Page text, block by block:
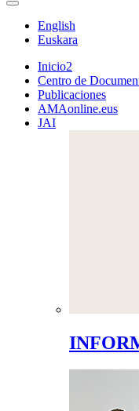
English
Euskara
Inicio2
Centro de
Publicaciones
AMAonline.eus
JAI